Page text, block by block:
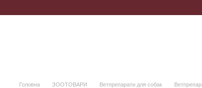
Головна ЗООТОВАРИ Ветпрепарати для собак